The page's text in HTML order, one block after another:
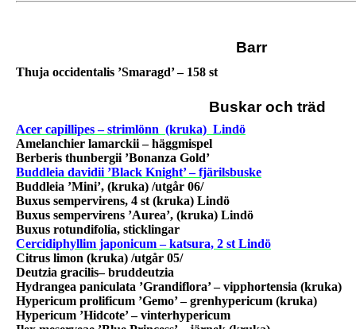
Barr
Thuja occidentalis ’Smaragd’ – 158 st
Buskar och träd
Acer capillipes – strimlönn (kruka) Lindö
Amelanchier lamarckii – häggmispel
Berberis thunbergii ’Bonanza Gold’
Buddleia davidii ’Black Knight’ – fjärilsbuske
Buddleia ’Mini’, (kruka) /utgår 06/
Buxus sempervirens, 4 st (kruka) Lindö
Buxus sempervirens ’Aurea’, (kruka) Lindö
Buxus rotundifolia, sticklingar
Cercidiphyllim japonicum – katsura, 2 st Lindö
Citrus limon (kruka) /utgår 05/
Deutzia gracilis– bruddeutzia
Hydrangea paniculata ’Grandiflora’ – vipphortensia (kruka)
Hypericum prolificum ’Gemo’ – grenhypericum (kruka)
Hypericum ’Hidcote’ – vinterhypericum